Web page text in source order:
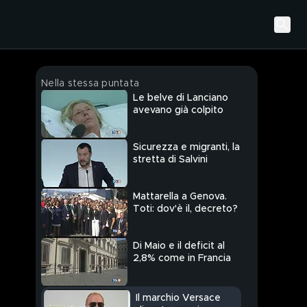
Nella stessa puntata
Le belve di Lanciano
avevano già colpito
Sicurezza e migranti, la
stretta di Salvini
Mattarella a Genova.
Toti: dov'è il, decreto?
Di Maio e il deficit al
2,8% come in Francia
Il marchio Versace